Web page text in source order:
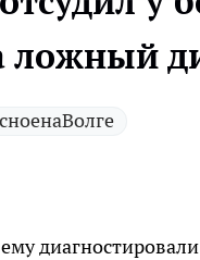
ложный